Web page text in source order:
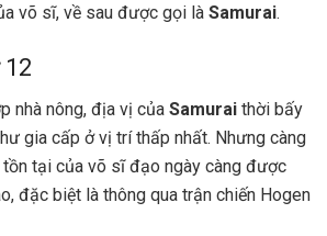
võ sĩ, về sau được gọi là Samurai.
12
nhà nông, địa vị của Samurai thời bấy
gia cấp ở vị trí thấp nhất. Nhưng càng
tại của võ sĩ đạo ngày càng được
đặc biệt là thông qua trận chiến Hogen